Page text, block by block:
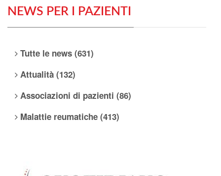
NEWS PER I PAZIENTI
Tutte le news (631)
Attualità (132)
Associazioni di pazienti (86)
Malattie reumatiche (413)